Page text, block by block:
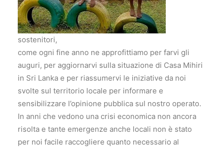
sostenitori,
come ogni fine anno ne approfittiamo per farvi gli
auguri, per aggiornarvi sulla situazione di Casa Mihiri
in Sri Lanka e per riassumervi le iniziative da noi
svolte sul territorio locale per informare e
sensibilizzare l’opinione pubblica sul nostro operato.
In anni che vedono una crisi economica non ancora
risolta e tante emergenze anche locali non è stato
per noi facile raccogliere quanto necessario al